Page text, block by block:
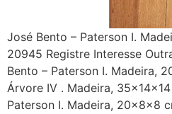
José Bento – Paterson I.
20945 Registre Interesse
Bento – Paterson I. Madeira,
Árvore IV . Madeira,
Paterson I. Madeira, 20x8x8